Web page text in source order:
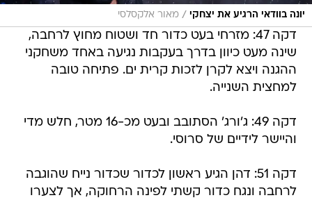
יונה בוודאי הרגיע את יצחקי / מאור אלקסלסי
דקה 47: מזרחי בעט כדור חד ושטוח מחוץ לרחבה,
שינה מעט כיוון בדרך בעקבות נגיעה באחד משחקני
ההגנה ויצא לקרן לזכות קרית ים. פתיחה טובה
למחצית השנייה.
דקה 49: ג'ורג' הסתובב ובעט מכ-16 מטר, חלש מדי
והיישר לידיים של סרוסי.
דקה 51: דהן הגיע ראשון לכדור שכדור נייח שהוגבה
לרחבה ונגח כדור קשתי לפינה הרחוקה, אך לצערו